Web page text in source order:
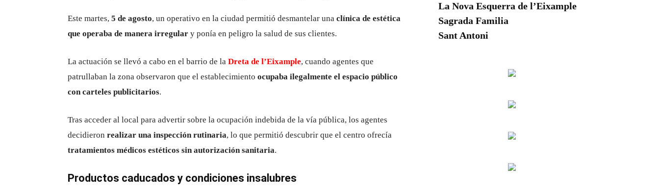
Este martes, 5 de agosto, un operativo en la ciudad permitió desmantelar una clínica de estética
que operaba de manera irregular y ponía en peligro la salud de sus clientes.
La actuación se llevó a cabo en el barrio de la Dreta de l’Eixample, cuando agentes que
patrullaban la zona observaron que el establecimiento ocupaba ilegalmente el espacio público
con carteles publicitarios.
Tras acceder al local para advertir sobre la ocupación indebida de la vía pública, los agentes
decidieron realizar una inspección rutinaria, lo que permitió descubrir que el centro ofrecía
tratamientos médicos estéticos sin autorización sanitaria.
Productos caducados y condiciones insalubres
La Nova Esquerra de l’Eixample
Sagrada Familia
Sant Antoni